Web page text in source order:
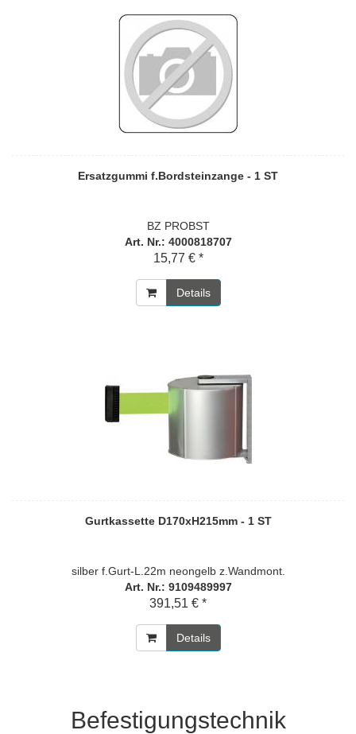
Ersatzgummi f.Bordsteinzange - 1 ST
BZ PROBST
Art. Nr.: 4000818707
15,77 € *
Details
Gurtkassette D170xH215mm - 1 ST
silber f.Gurt-L.22m neongelb z.Wandmont.
Art. Nr.: 9109489997
391,51 € *
Details
Befestigungstechnik